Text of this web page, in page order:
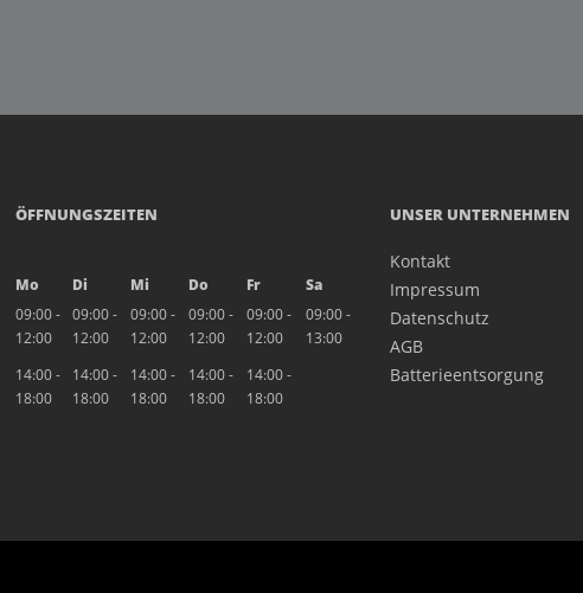
ÖFFNUNGSZEITEN
Mo Di Mi Do Fr
Sa
09:00 -
12:00
09:00 -
12:00
09:00 -
12:00
09:00 -
12:00
09:00 -
12:00
09:00 -
13:00
14:00 -
18:00
14:00 -
18:00
14:00 -
18:00
14:00 -
18:00
14:00 -
18:00
UNSER UNTERNEHMEN
Kontakt
Impressum
Datenschutz
AGB
Batterieentsorgung